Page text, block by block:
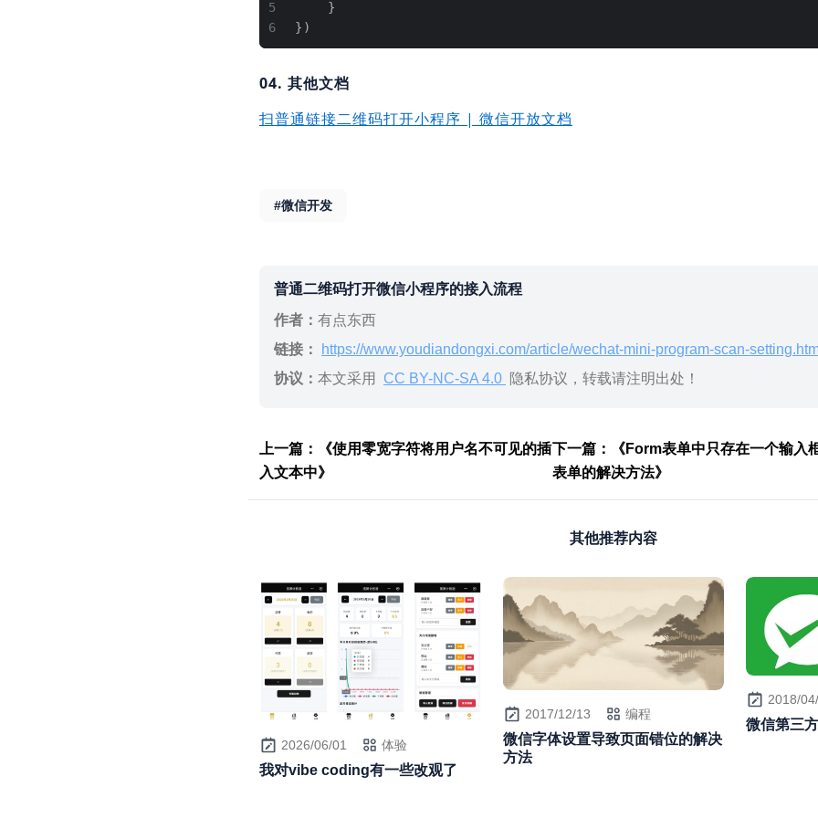
5
6
    }
})
04. 其他文档
扫普通链接二维码打开小程序 | 微信开放文档
#微信开发
普通二维码打开微信小程序的接入流程
作者： 有点东西
链接：
https://www.youdiandongxi.com/article/wechat-mini-program-scan-
协议： 本文采用 CC BY-NC-SA 4.0 隐私协议，转载请注明出处！
上一篇：《使用零宽字符将用户名不可见的插
入文本中》
下一篇：《Form表单中只存在一个输入
表单的解决方法》
其他推荐内容
2026/06/01 体验
我对vibe coding有一些改观了
2017/12/13 编程
微信字体设置导致页面错位的解决
方法
2018/
微信第三